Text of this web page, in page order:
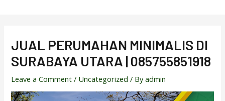
JUAL PERUMAHAN MINIMALIS DI
SURABAYA UTARA | 085755851918
Leave a Comment / Uncategorized / Byadmin